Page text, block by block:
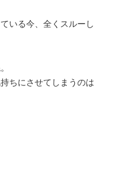
いる今、全くスルーし
ちにさせてしまうのは